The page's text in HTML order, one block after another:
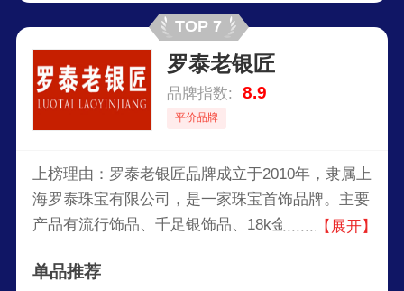
TOP 7
罗泰老银匠
品牌指数: 8.9
平价品牌
上榜理由：罗泰老银匠品牌成立于2010年，隶属上
海罗泰珠宝有限公司，是一家珠宝首饰品牌。主要
产品有流行饰品、千足银饰品、18k金首饰、天然
求，深受广大用户的喜爱。
【展开】
单品推荐